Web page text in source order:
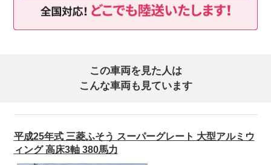
この車両を見た人は
こんな車両も見ています
平成25年式 三菱ふそう スーパーグレート 大型アルミウ
ィング 高床3軸 380馬力